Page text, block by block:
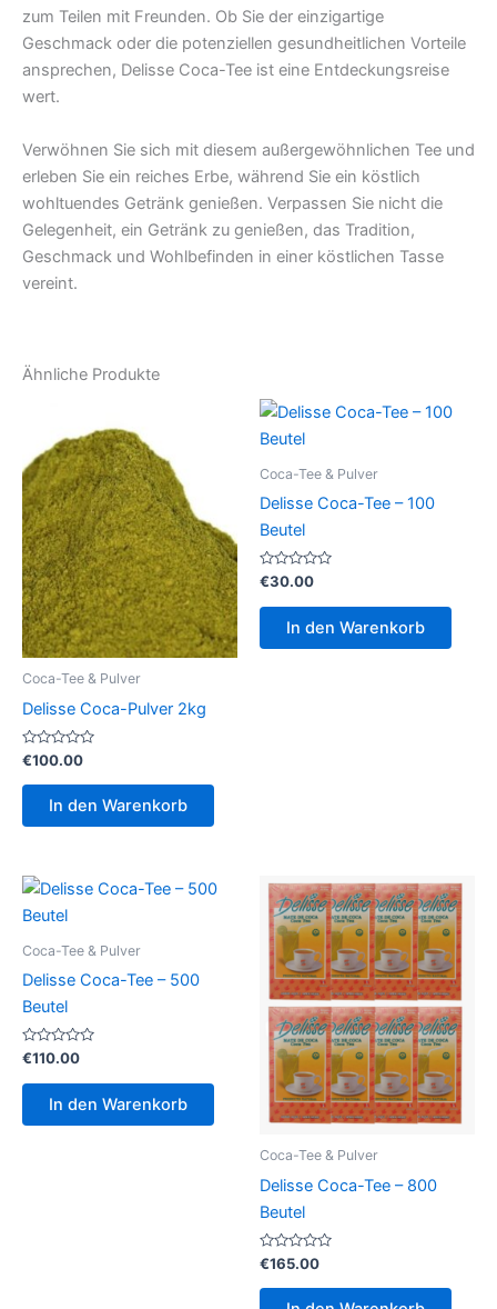
zum Teilen mit Freunden. Ob Sie der einzigartige
Geschmack oder die potenziellen gesundheitlichen Vorteile
ansprechen, Delisse Coca-Tee ist eine Entdeckungsreise
wert.
Verwöhnen Sie sich mit diesem außergewöhnlichen Tee und
erleben Sie ein reiches Erbe, während Sie ein köstlich
wohltuendes Getränk genießen. Verpassen Sie nicht die
Gelegenheit, ein Getränk zu genießen, das Tradition,
Geschmack und Wohlbefinden in einer köstlichen Tasse
vereint.
Ähnliche Produkte
Coca-Tee & Pulver
Delisse Coca-Pulver 2kg
Bewertet
mit
0
€100.00
In den Warenkorb
Coca-Tee & Pulver
Delisse Coca-Tee – 100
Beutel
Bewertet
0
€30.00
In den Warenkorb
Coca-Tee & Pulver
Delisse Coca-Tee – 500
Beutel
Bewertet
0
€110.00
In den Warenkorb
Coca-Tee & Pulver
Delisse Coca-Tee – 800
Beutel
Bewertet
mit
0
€165.00